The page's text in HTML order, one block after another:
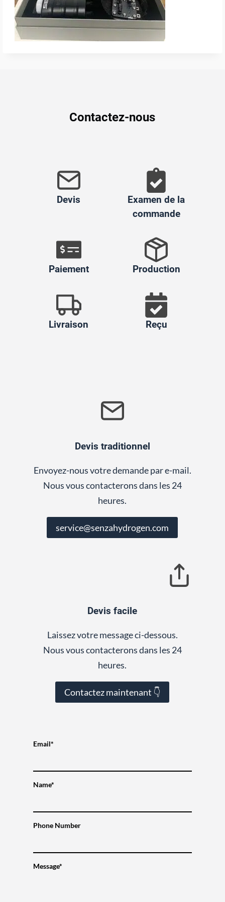
Contactez-nous
Devis
Examen de la
commande
Paiement Production
Livraison Reçu
Devis traditionnel
Envoyez-nous votre demande par e-mail.
Nous vous contacterons dans les 24
heures.
service@senzahydrogen.com
Devis facile
Laissez votre message ci-dessous.
Nous vous contacterons dans les 24
heures.
Contactez maintenant 👇
Email*
Name*
Phone Number
Message*